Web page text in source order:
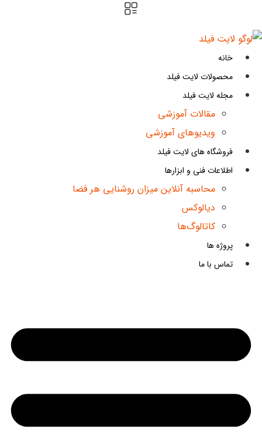
به
محتوا
خانه
محصولات لایت فیلد
مجله لایت فیلد
مقالات آموزشی
ویدیوهای آموزشی
فروشگاه های لایت فیلد
اطلاعات فنی و ابزارها
محاسبه آنلاین میزان روشنایی هر فضا
دیالوکس
کاتالوگ‌ها
پروژه ها
تماس با ما